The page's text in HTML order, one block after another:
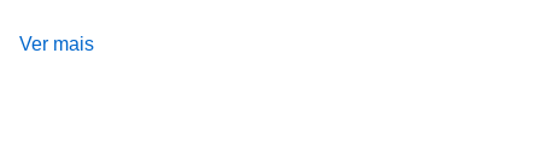
Ver mais